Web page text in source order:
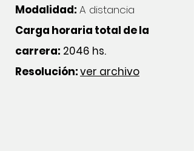
Modalidad: A distancia
Carga horaria total de la
carrera: 2046 hs.
Resolución:ver archivo